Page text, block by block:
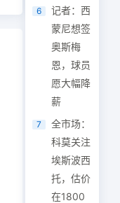
6
记者：西
蒙尼想签
奥斯梅
恩，球员
愿大幅降
薪
7
全市场：
科莫关注
埃斯波西
托，估价
在1800